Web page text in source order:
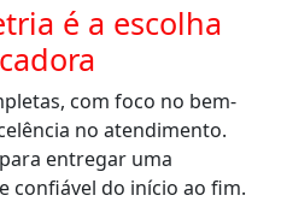
é a escolha
com foco no bem-
no atendimento.
entregar uma
confiável do início ao fim.